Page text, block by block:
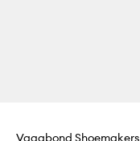
Vagabond Shoemakers